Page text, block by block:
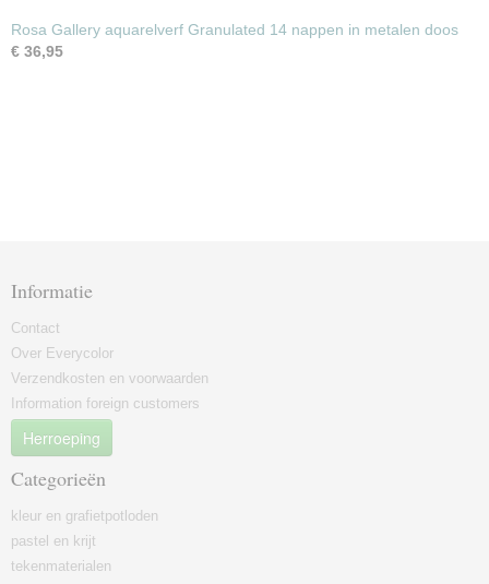
Rosa Gallery aquarelverf Granulated 14 nappen in metalen doos
€ 36,95
Informatie
Contact
Over Everycolor
Verzendkosten en voorwaarden
Information foreign customers
Herroeping
Categorieën
kleur en grafietpotloden
pastel en krijt
tekenmaterialen